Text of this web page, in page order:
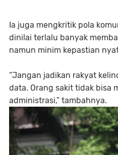
Ia juga mengkritik pola
dinilai terlalu banyak
namun minim kepastian
“Jangan jadikan rakyat
data. Orang sakit tidak bisa
administrasi,” tambahnya.